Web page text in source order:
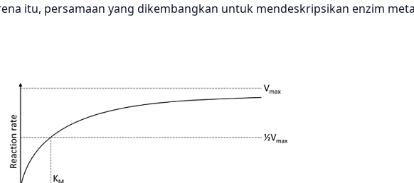
itu, persamaan yang dikembangkan untuk mendeskripsikan enzim